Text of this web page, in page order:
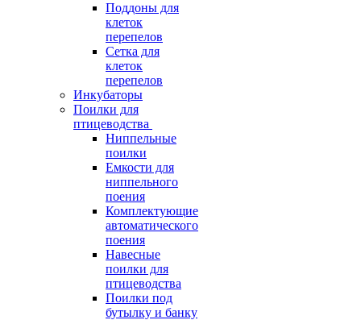
Поддоны для
клеток
перепелов
Сетка для
клеток
перепелов
Инкубаторы
Поилки для
птицеводства
Ниппельные
поилки
Емкости для
ниппельного
поения
Комплектующие
автоматического
поения
Навесные
поилки для
птицеводства
Поилки под
бутылку и банку